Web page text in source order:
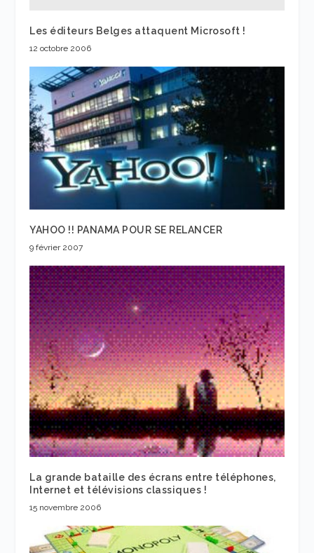
Les éditeurs Belges attaquent Microsoft !
12 octobre 2006
YAHOO !! PANAMA POUR SE RELANCER
9 février 2007
La grande bataille des écrans entre téléphones,
Internet et télévisions classiques !
15 novembre 2006